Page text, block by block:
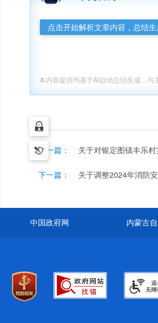
点击开始解析文章内容，总结
本内容提供均基于AI自动总结生成，与
上一篇： 关于对银定图镇丰乐
下一篇： 关于调整2024年消防
中国政府网 内蒙古